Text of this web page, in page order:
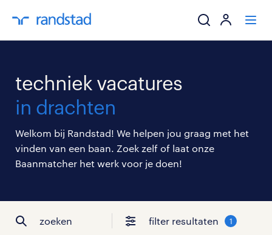
mijn carrière
over randstad
techniek vacatures
in drachten
Welkom bij Randstad! We helpen jou graag met het
vinden van een baan. Zoek zelf of laat onze
Baanmatcher het werk voor je doen!
zoeken filter resultaten 1